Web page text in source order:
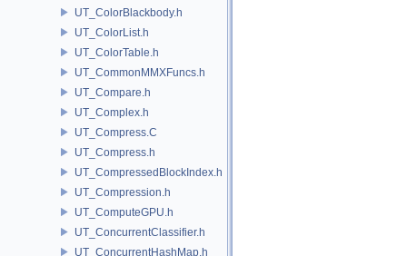
UT_ColorBlackbody.h
UT_ColorList.h
UT_ColorTable.h
UT_CommonMMXFuncs.h
UT_Compare.h
UT_Complex.h
UT_Compress.C
UT_Compress.h
UT_CompressedBlockIndex.h
UT_Compression.h
UT_ComputeGPU.h
UT_ConcurrentClassifier.h
UT_ConcurrentHashMap.h